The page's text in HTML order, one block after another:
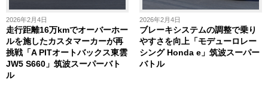
2026年2月4日
走行距離16万kmでオーバーホー
ルを施したカスタマーカーが再
挑戦「A PITオートバックス東雲
JW5 S660」筑波スーパーバト
ル
2026年2月4日
ブレーキシステムの調整で乗り
やすさを向上「モデューロレー
シング Honda e」筑波スーパー
バトル